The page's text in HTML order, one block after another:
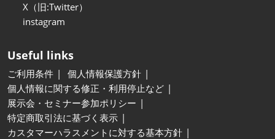
X（旧:Twitter）
instagram
Useful links
ご利用条件
個人情報保護方針
個人情報に関する修正・利用停止など
展示会・セミナー参加ポリシー
特定商取引法に基づく表示
カスタマーハラスメントに対する基本方針